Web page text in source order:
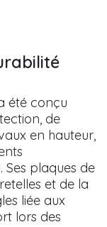
été conçu
de
en hauteur,
Ses plaques de
et de la
liée aux
lors des